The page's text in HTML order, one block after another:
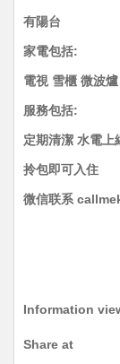
有陽台
家電包括:
電視 雪櫃 微波
服務包括:
定期清潔 水電上
拎包即可入住
微信联系
Information
Share at